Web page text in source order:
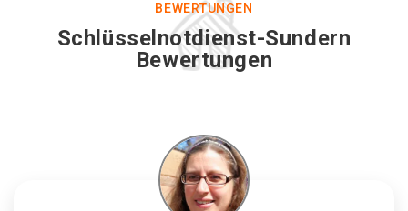
BEWERTUNGEN
Schlüsselnotdienst-Sundern
Bewertungen